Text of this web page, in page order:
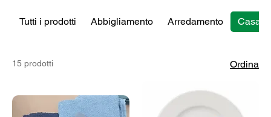
Tutti i prodotti Abbigliamento Arredamento Casa
15 prodotti Ordina